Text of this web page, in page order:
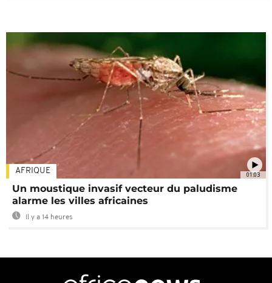
01:03
AFRIQUE
Un moustique invasif vecteur du paludisme
alarme les villes africaines
Il y a 14 heures